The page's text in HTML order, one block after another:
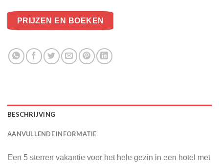
PRIJZEN EN BOEKEN
BESCHRIJVING
AANVULLENDE INFORMATIE
Een 5 sterren vakantie voor het hele gezin in een hotel met